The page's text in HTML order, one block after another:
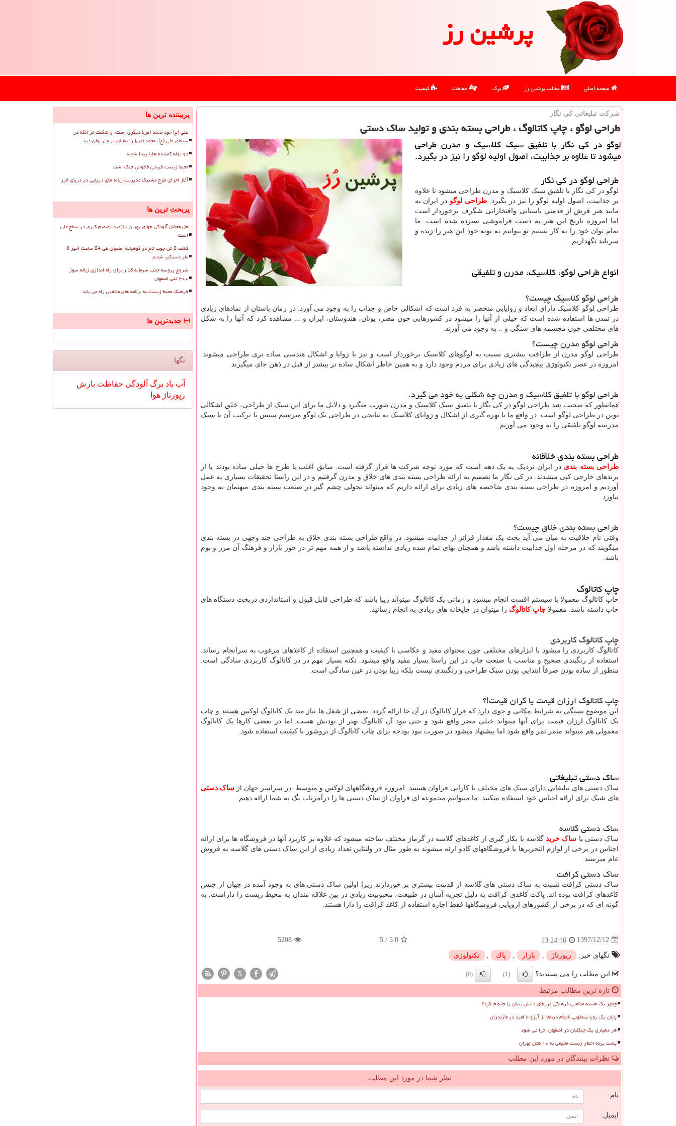
پرشین رز
صفحه اصلی مطالب پرشین رز برگ حفاظت کیفیت
شركت تبلیغاتی كی نگار
طراحی لوگو ، چاپ كاتالوگ ، طراحی بسته بندی و تولید ساك دستی
لوگو در كی نگار با تلفیق سبك كلاسیك و مدرن طراحی
میشود تا علاوه بر جذابیت، اصول اولیه لوگو را نیز در بگیرد.
طراحی لوگو در کی نگار
لوگو در کی نگار با تلفیق سبک کلاسیک و مدرن طراحی میشود تا علاوه
بر جذابیت، اصول اولیه لوگو را نیز در بگیرد. طراحی لوگو در ایران به
مانند هنر فرش از قدمتی باستانی وافتخاراتی شگرف برخوردار است
اما امروزه تاریخ این هنر به دست فراموشی سپرده شده است. ما
تمام توان خود را به کار بستیم تو بتوانیم به نوبه خود این هنر را زنده و
سربلند نگهداریم.
انواع طراحی لوگو، کلاسیک، مدرن و تلفیقی
طراحی لوگو کلاسیک چیست؟
طراحی لوگو کلاسیک دارای ابعاد و زوایایی منحصر به فرد است که اشکالی خاص و جذاب را به وجود می آورد. در زمان باستان از نمادهای زیادی
در تمدن ها استفاده شده است که خیلی از آنها را میشود در کشورهایی چون مصر، یونان، هندوستان، ایران و ... مشاهده کرد که آنها را به شکل
های مختلفی چون مجسمه های سنگی و .. به وجود می آورند.
طراحی لوگو مدرن چیست؟
طراحی لوگو مدرن از ظرافت بیشتری نسبت به لوگوهای کلاسیک برخوردار است و نیز با زوایا و اشکال هندسی ساده تری طراحی میشوند.
امروزه در عصر تکنولوژی پیچیدگی های زیادی برای مردم وجود دارد و به همین خاطر اشکال ساده تر بیشتر از قبل در ذهن جای میگیرند.
طراحی لوگو با تلفیق کلاسیک و مدرن چه شکلی به خود می گیرد.
همانطور که صحبت شد طراحی لوگو در کی نگار با تلفیق سبک کلاسیک و مدرن صورت میگیرد و دلایل ما برای این سبک از طراحی، خلق اشکالی
نوین در طراحی لوگو است. در واقع ما با بهره گیری از اشکال و زوایای کلاسیک به نتایجی در طراحی یک لوگو میرسیم سپس با ترکیب آن با سبک
مدرنیته لوگو تلفیقی را به وجود می آوریم.
طراحی بسته بندی خلاقانه
طراحی بسته بندی در ایران نزدیک یه یک دهه است که مورد توجه شرکت ها قرار گرفته است. سابق اغلب یا طرح ها خیلی ساده بودند یا از
برندهای خارجی کپی میشدند. در کی نگار ما تصمیم به ارائه طراحی بسته بندی های خلاق و مدرن گرفتیم و در این راستا تحقیقات بسیاری به عمل
آوردیم و امروزه در طراحی بسته بندی شاخصه های زیادی برای ارائه داریم که میتواند تحولی چشم گیر در صنعت بسته بندی میهنمان به وجود
بیاورد.
طراحی بسته بندی خلاق چیست؟
وقتی نام خلاقیت به میان می آید بحث یک مقدار فراتر از جذابیت میشود. در واقع طراحی بسته بندی خلاق به طراحی چند وجهی در بسته بندی
میگویند که در مرحله اول جذابیت داشته باشد و همچنان بهای تمام شده زیادی نداشته باشد و از همه مهم تر در خور بازار و فرهنگ آن مرز و بوم
باشد.
چاپ کاتالوگ
چاپ کاتالوگ معمولا با سیستم افست انجام میشود و زمانی یک کاتالوگ میتواند زیبا باشد که طراحی قابل قبول و استانداردی دربحث دستگاه های
چاپ داشته باشد. معمولا چاپ کاتالوگ را میتوان در چاپخانه های زیادی به انجام رسانید.
چاپ کاتالوگ کاربردی
کاتالوگ کاربردی را میشود با ابزارهای مختلفی چون محتوای مفید و عکاسی با کیفیت و همچنین استفاده از کاغذهای مرغوب به سرانجام رساند.
استفاده از رنگبندی صحیح و مناسب یا صنعت چاپ در این راستا بسیار مفید واقع میشود. نکته بسیار مهم در در کاتالوگ کاربردی سادگی است.
منظور از ساده بودن صرفاً ابتدایی بودن سبک طراحی و رنگبندی نیست بلکه زیبا بودن در عین سادگی است.
چاپ کاتالوگ ارزان قیمت یا گران قیمت!؟
این موضوع بستگی به شرایط مکانی و جوی دارد که قرار کاتالوگ در آن جا ارائه گردد. بعضی از شغل ها نیاز مند یک کاتالوگ لوکس هستند و چاپ
یک کاتالوگ ارزان قیمت برای آنها میتواند خیلی مضر واقع شود و حتی نبود آن کاتالوگ بهتر از بودنش هست. اما در بعضی کارها یک کاتالوگ
معمولی هم میتواند مثمر ثمر واقع شود اما پیشنهاد میشود در صورت نبود بودجه برای چاپ کاتالوگ از بروشور با کیفیت استفاده شود.
ساک دستی تبلیغاتی
ساک دستی های تبلیغاتی دارای سبک های مختلف با کارایی فراوان هستند. امروزه فروشگاههای لوکس و متوسط در سراسر جهان از ساک دستی
های شیک برای ارائه اجناس خود استفاده میکنند. ما میتوانیم مجموعه ای فراوان از ساک دستی ها را درآمرتات بگ به شما ارائه دهیم.
ساک دستی گلاسه
ساک دستی یا ساک خریدگلاسه با بکار گیری از کاغذهای گلاسه در گرماژ مختلف ساخته میشود که علاوه بر کاربرد آنها در فروشگاه ها برای ارائه
اجناس در برخی از لوازم التحریرها یا فروشگاههای کادو ارئه میشوند به طور مثال در ولنتاین تعداد زیادی از این ساک دستی های گلاسه به فروش
عام میرسند.
ساک دستی کرافت
ساک دستی کرافت نسبت به ساک دستی های گلاسه از قدمت بیشتری بر خوردارند زیرا اولین ساک دستی های به وجود آمده در جهان از جنس
کاغذهای کرافت بوده اند. پاکت کاغذی کرافت به دلیل تجزیه آسان در طبیعت، محبوبیت زیادی در بین علاقه مندان به محیط زیست را داراست. به
گونه ای که در برخی از کشورهای اروپایی فروشگاهها فقط اجازه استفاده از کاغذ کرافت را دارا هستند.
1397/12/12
13:24:16
5.0
/
5
5208
تگهای خبر: رپورتاژ بازار پاك تكنولوژی
این مطلب را می پسندید؟ (1)
(0)
X
تازه ترین مطالب مرتبط
چطور یک هسته مذهبی فرهنگی مرزهای دانش بنیان را جابه جا کرد؟
پایان یک رویا سمفونی ناتمام درناها از آرزو تا امید در مازندران
هر دهیاری یک جنگلبان در اصفهان اجرا می شود
پشت پرده اخطار زیست محیطی به ۱۰ هتل تهران
نظرات بینندگان در مورد این مطلب
نظر شما در مورد این مطلب
نام:
ایمیل:
پربیننده ترین ها
علی (ع) خود محمد (ص) دیگری است، و شگفت تر آنکه در
سیمای علی (ع)، محمد (ص) را نمایان تر می توان دید
دو توله گمشده هلیا پیدا شدند
محیط زیست قربانی خاموش جنگ است
آغاز اجرای طرح مشترک مدیریت زباله های دریایی در دریای خزر
پربحث ترین ها
حل معضل آلودگی هوای تهران نیازمند تصمیم گیری در سطح ملی
است
کشف 2 تن چوب تاغ در کوهپایه اصفهان طی 24 ساعت اخیر 8
نفر دستگیر شدند
شروع پروسه جذب سرمایه گذار برای راه اندازی زباله سوز
۳۰۰ تنی اصفهان
فرهنگ محیط زیست به برنامه های مذهبی راه می یابد
جدیدترین ها
تگها
آب باد برگ آلودگی حفاظت بارش
رپورتاژ هوا